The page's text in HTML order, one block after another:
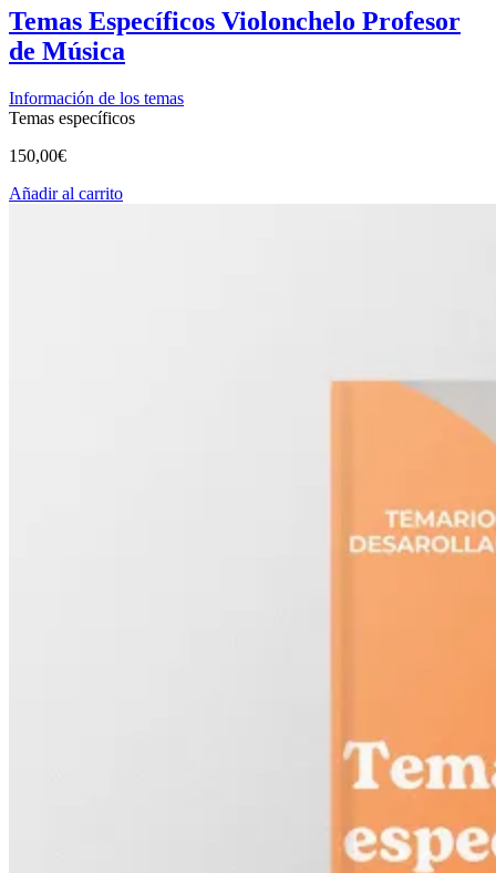
Temas Específicos Violonchelo Profesor
de Música
Información de los temas
Temas específicos
150,00€
Añadir al carrito